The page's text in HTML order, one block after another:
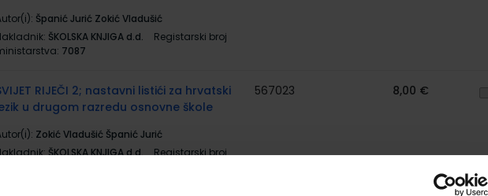
Španić Jurić Zokić Vladušić
ŠKOLSKA KNJIGA d.d.
Registarski broj
7087
RIJEČI 2; nastavni listići za hrvatski
u drugom razredu osnovne škole
Zokić Vladušić Španić Jurić
ŠKOLSKA KNJIGA d.d.
Registarski broj
567023 8,00 €